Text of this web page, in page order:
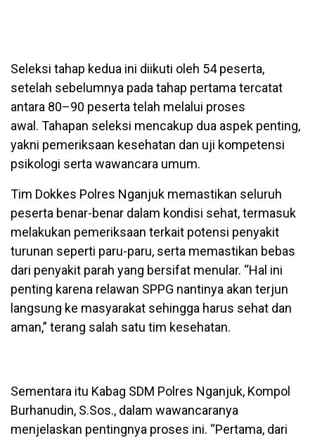
Seleksi tahap kedua ini diikuti oleh 54 peserta,
setelah sebelumnya pada tahap pertama tercatat
antara 80–90 peserta telah melalui proses
awal. Tahapan seleksi mencakup dua aspek penting,
yakni pemeriksaan kesehatan dan uji kompetensi
psikologi serta wawancara umum.
Tim Dokkes Polres Nganjuk memastikan seluruh
peserta benar-benar dalam kondisi sehat, termasuk
melakukan pemeriksaan terkait potensi penyakit
turunan seperti paru-paru, serta memastikan bebas
dari penyakit parah yang bersifat menular. “Hal ini
penting karena relawan SPPG nantinya akan terjun
langsung ke masyarakat sehingga harus sehat dan
aman,” terang salah satu tim kesehatan.
Sementara itu Kabag SDM Polres Nganjuk, Kompol
Burhanudin, S.Sos., dalam wawancaranya
menjelaskan pentingnya proses ini. “Pertama, dari